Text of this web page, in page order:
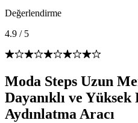
Değerlendirme
4.9 / 5
Moda Steps Uzun
Dayanıklı ve
Aydınlatma Aracı